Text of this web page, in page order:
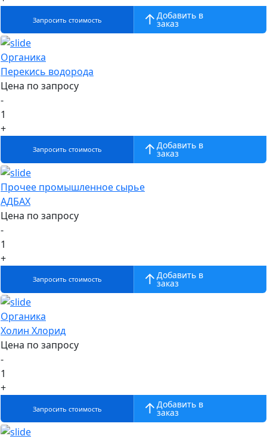
Запросить стоимость Добавить в
заказ
Органика
Перекись водорода
Цена по запросу
-
1
+
Запросить стоимость Добавить в
заказ
Прочее промышленное сырье
АДБАХ
Цена по запросу
-
1
+
Запросить стоимость Добавить в
заказ
Органика
Холин Хлорид
Цена по запросу
-
1
+
Запросить стоимость Добавить в
заказ